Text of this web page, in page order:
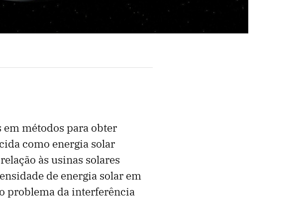
em métodos para obter
como energia solar
às usinas solares
de energia solar em
problema da interferência